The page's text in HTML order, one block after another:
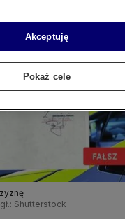
Shutterstock
Akceptuję
Pokaż cele